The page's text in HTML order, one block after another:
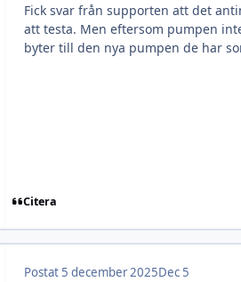
Fick svar från supporten att det
att testa. Men eftersom pumpen
byter till den nya pumpen de har
Citera
Postat 5 december 2025Dec 5